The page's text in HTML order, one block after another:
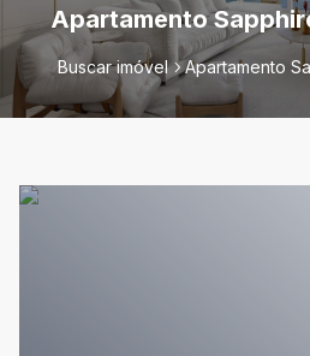
Apartamento
Buscar imóvel Apartamento